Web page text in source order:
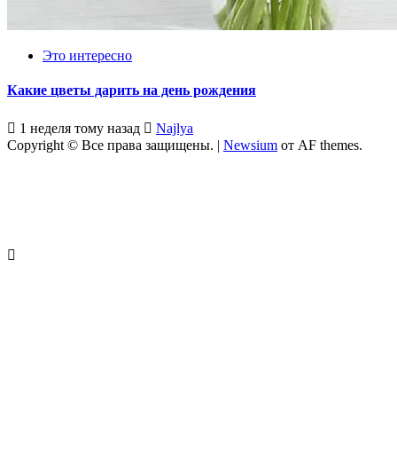
Это интересно
Какие цветы дарить на день рождения
1 неделя тому назад
Najlya
Copyright © Все права защищены. | Newsium от AF themes.